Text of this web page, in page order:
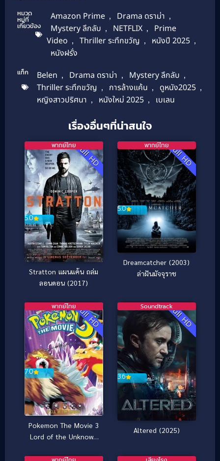
หมวด
หมู่ที่
เกี่ยวข้อง
Amazon Prime , Drama ดราม่า ,
Mystery ลึกลับ , NETFLIX ,
Prime
Video , Thriller ระทึกขวัญ , หนังปี 2025 ,
หนังฝรั่ง
แท็ก Belen , Drama ดราม่า , Mystery ลึกลับ ,
Thriller ระทึกขวัญ , การล้างแค้น , ดูหนัง2025 ,
หญิงสาวปริศนา , หนังใหม่ 2025 , เบเลน
เรื่องอื่นๆที่น่าสนใจ
Full HD
5.0
พากย์ไทย
Stratton แผนแค้น ถล่ม
ลอนดอน (2017)
Full HD
5.0
พากย์ไทย
Dreamcatcher (2003)
ล่าฝันมัจจุราช
Full HD
7.0
พากย์ไทย
Pokemon The Movie 3
Lord of the Unknown
มูฟวี่ 3 ตอน ผจญภัยบน
Full HD
3.6
Soundtrack
Altered (2025)